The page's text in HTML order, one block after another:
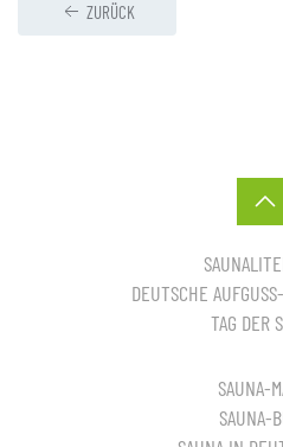
ZURÜCK
DEUTSCHE
TAG DER
SAUNA-
SAUNA-